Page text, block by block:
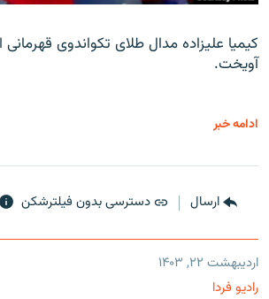
کیمیا علیزاده مدال طلای تکواندوی قهرمانی
آویخت.
ادامه خبر
ارسال دسترسی بدون فیلترشکن
اردیبهشت ۲۲, ۱۴۰۳
رادیو فردا